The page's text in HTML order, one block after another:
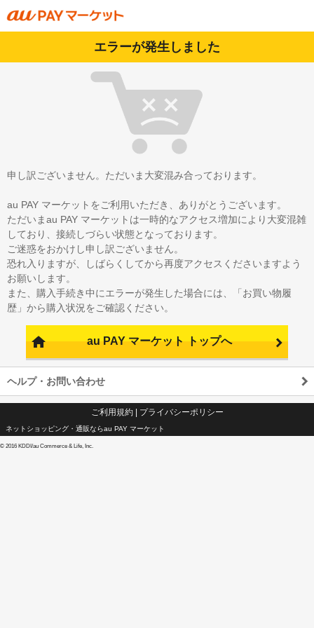
エラーが発生しました
申し訳ございません。ただいま大変混み合っております。
au PAY マーケットをご利用いただき、ありがとうございます。
ただいまau PAY マーケットは一時的なアクセス増加により大変混雑
しており、接続しづらい状態となっております。
ご迷惑をおかけし申し訳ございません。
恐れ入りますが、しばらくしてから再度アクセスくださいますよう
お願いします。
また、購入手続き中にエラーが発生した場合には、「お買い物履
歴」から購入状況をご確認ください。
au PAY マーケット トップへ
ヘルプ・お問い合わせ
ご利用規約| プライバシーポリシー
ネットショッピング・通販ならau PAY マーケット
© 2016 KDDI/au Commerce & Life, Inc.